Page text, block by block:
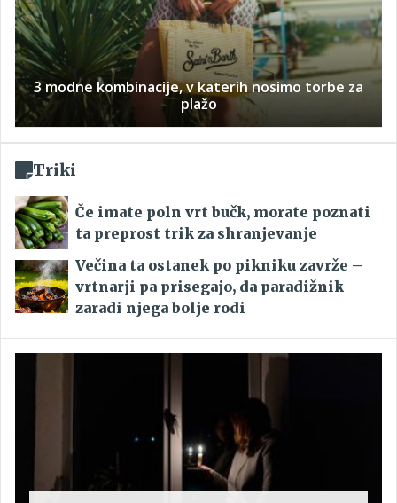
3 modne kombinacije, v katerih nosimo torbe za
plažo
Triki
Če imate poln vrt bučk, morate poznati
ta preprost trik za shranjevanje
Večina ta ostanek po pikniku zavrže –
vrtnarji pa prisegajo, da paradižnik
zaradi njega bolje rodi